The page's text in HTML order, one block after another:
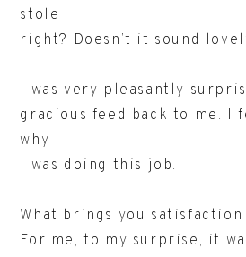
stole
right? Doesn’t it sound
I was very pleasantly
gracious feed back to me. I
why
I was doing this job.
What brings you
For me, to my surprise, it